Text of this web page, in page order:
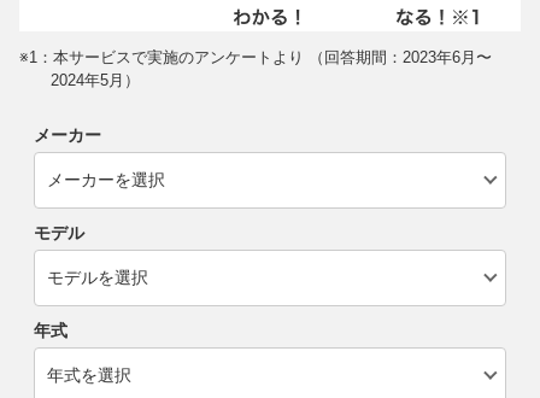
※1：本サービスで実施のアンケートより （回答期間：2023年6月〜
2024年5月）
メーカー
モデル
年式